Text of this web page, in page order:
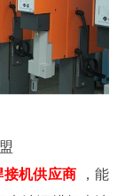
接机供应商
，能